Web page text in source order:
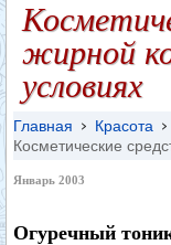
жирной
условиях
Главная Красота
Косметические
Январь 2003
Огуречный